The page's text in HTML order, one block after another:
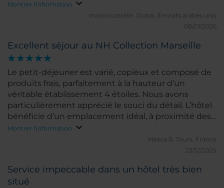
Montrer l'information
manoncastelin. Dubaï, Émirats arabes unis
08/01/2026
Excellent séjour au NH Collection Marseille
Le petit-déjeuner est varié, copieux et composé de
produits frais, parfaitement à la hauteur d’un
véritable établissement 4 étoiles. Nous avons
particulièrement apprécié le souci du détail. L’hôtel
bénéficie d’un emplacement idéal, à proximité des
Terrasses du Port et de la cathédrale de la Major. Le
personnel de la réception est très aimable et d’un
avons également eu l’agréable surprise d’être
surclassés, avec le petit-déjeuner offert, ce qui a
Montrer l'information
Maëva R. Tours, France
23/12/2025
Service impeccable dans un hôtel très bien
situé